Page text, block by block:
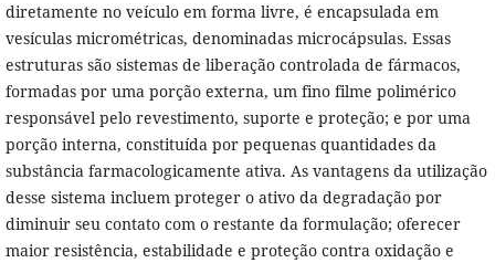
diretamente no veículo em forma livre, é encapsulada em
vesículas micrométricas, denominadas microcápsulas. Essas
estruturas são sistemas de liberação controlada de fármacos,
formadas por uma porção externa, um fino filme polimérico
responsável pelo revestimento, suporte e proteção; e por uma
porção interna, constituída por pequenas quantidades da
substância farmacologicamente ativa. As vantagens da utilização
desse sistema incluem proteger o ativo da degradação por
diminuir seu contato com o restante da formulação; oferecer
maior resistência, estabilidade e proteção contra oxidação e